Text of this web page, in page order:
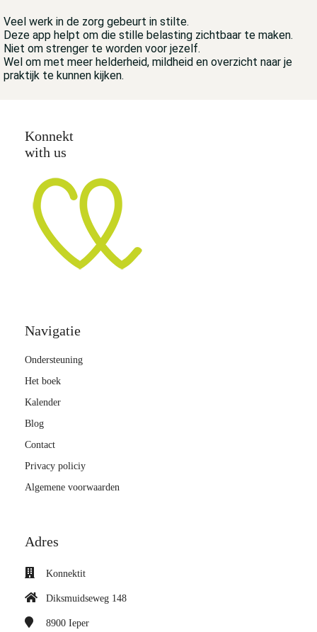
Veel werk in de zorg gebeurt in stilte.
Deze app helpt om die stille belasting zichtbaar te maken.
Niet om strenger te worden voor jezelf.
Wel om met meer helderheid, mildheid en overzicht naar je
praktijk te kunnen kijken.
Konnekt
with us
Navigatie
Ondersteuning
Het boek
Kalender
Blog
Contact
Privacy policiy
Algemene voorwaarden
Adres
Konnektit
Diksmuidseweg 148
8900 Ieper